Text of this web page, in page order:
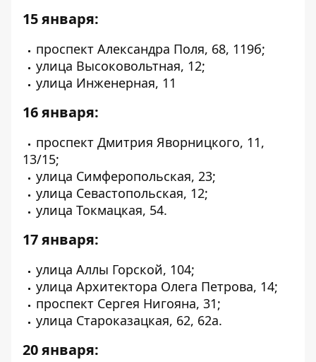
15 января:
проспект Александра Поля, 68, 119б;
улица Высоковольтная, 12;
улица Инженерная, 11
16января:
проспект Дмитрия Яворницкого, 11,
13/15;
улица Симферопольская, 23;
улица Севастопольская, 12;
улица Токмацкая, 54.
17января:
улица Аллы Горской, 104;
улица Архитектора Олега Петрова, 14;
проспект Сергея Нигояна, 31;
улица Староказацкая, 62, 62а.
20января: